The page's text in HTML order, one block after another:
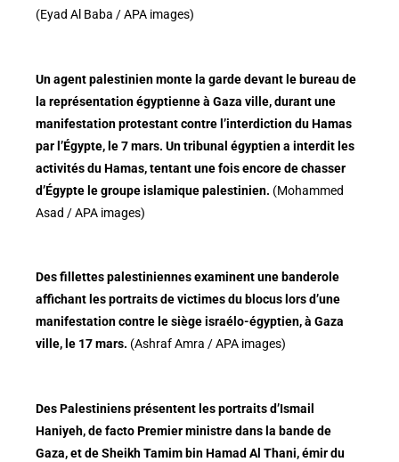
(Eyad Al Baba / APA images)
Un agent palestinien monte la garde devant le bureau de
la représentation égyptienne à Gaza ville, durant une
manifestation protestant contre l’interdiction du Hamas
par l’Égypte, le 7 mars. Un tribunal égyptien a interdit les
activités du Hamas, tentant une fois encore de chasser
d’Égypte le groupe islamique palestinien. (Mohammed
Asad / APA images)
Des fillettes palestiniennes examinent une banderole
affichant les portraits de victimes du blocus lors d’une
manifestation contre le siège israélo-égyptien, à Gaza
ville, le 17 mars. (Ashraf Amra / APA images)
Des Palestiniens présentent les portraits d’Ismail
Haniyeh, de facto Premier ministre dans la bande de
Gaza, et de Sheikh Tamim bin Hamad Al Thani, émir du